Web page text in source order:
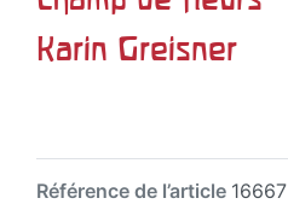
Karin Greisner
Référence de l’article 16667